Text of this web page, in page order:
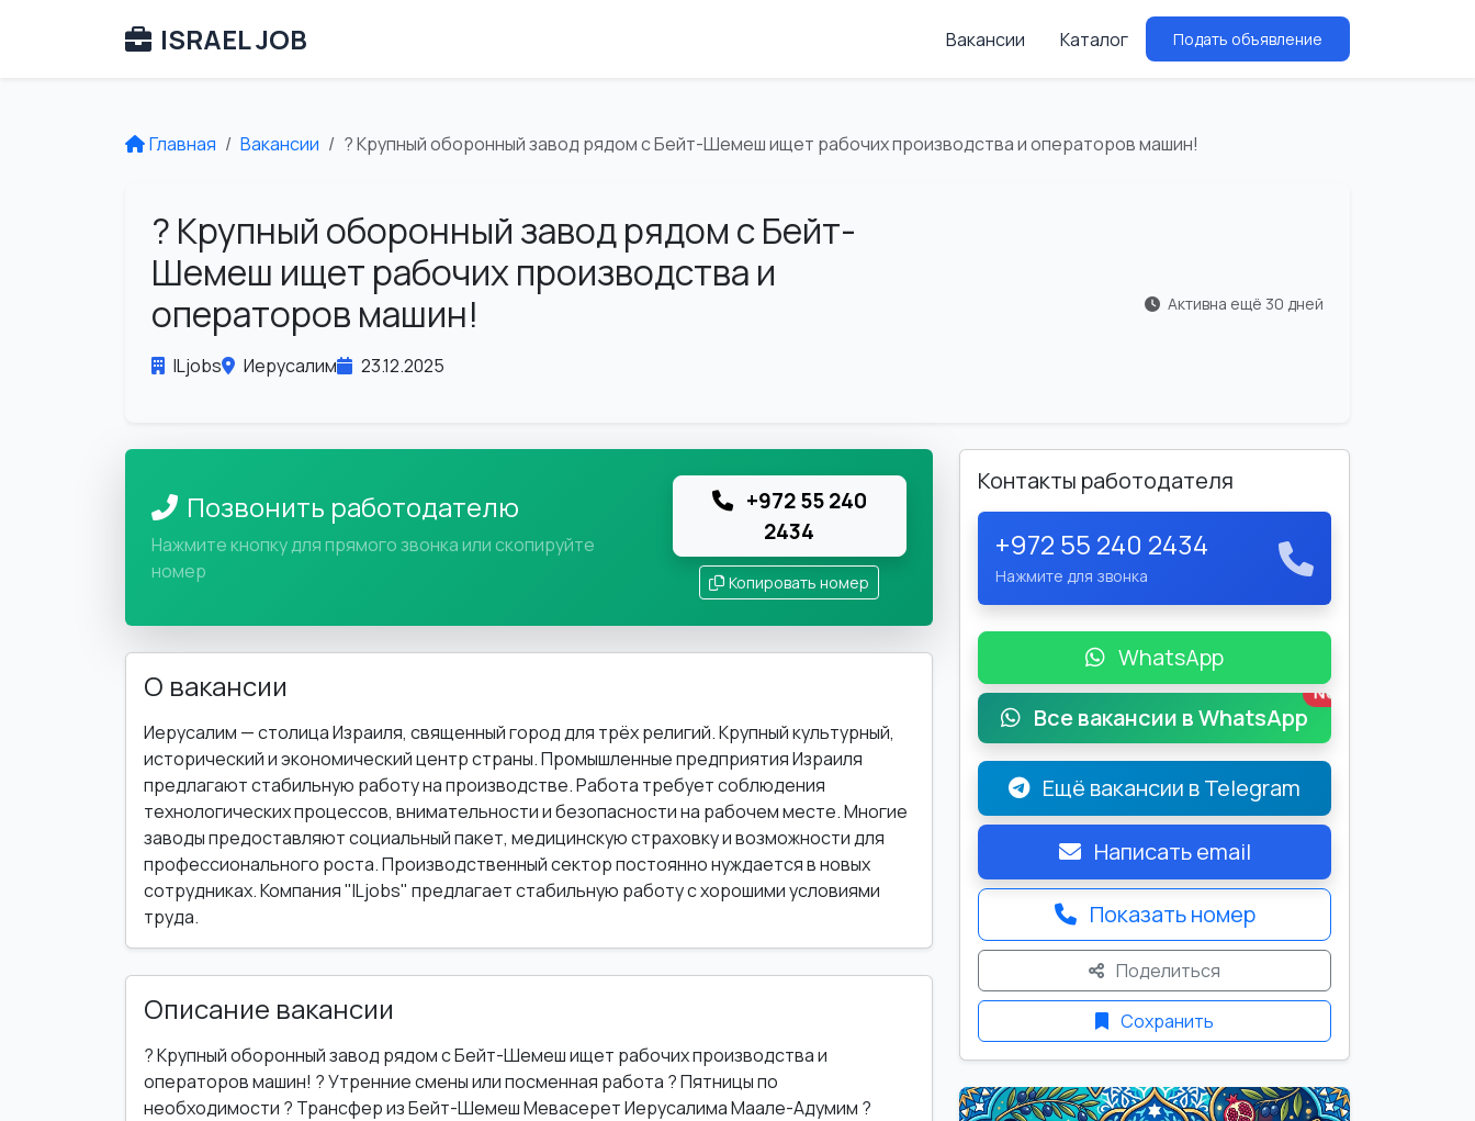
ISRAEL JOB Вакансии Каталог Подать объявление
Главная Вакансии ? Крупный оборонный завод рядом с Бейт-Шемеш ищет рабочих производства и операторов машин!
? Крупный оборонный завод рядом с Бейт-
Шемеш ищет рабочих производства и
операторов машин!
ILjobs Иерусалим 23.12.2025
Активна ещё 30 дней
Позвонить работодателю
Нажмите кнопку для прямого звонка или скопируйте
номер
+972 55 240
2434
Копировать номер
О вакансии
Иерусалим — столица Израиля, священный город для трёх религий. Крупный культурный,
исторический и экономический центр страны. Промышленные предприятия Израиля
предлагают стабильную работу на производстве. Работа требует соблюдения
технологических процессов, внимательности и безопасности на рабочем месте. Многие
заводы предоставляют социальный пакет, медицинскую страховку и возможности для
профессионального роста. Производственный сектор постоянно нуждается в новых
сотрудниках. Компания "ILjobs" предлагает стабильную работу с хорошими условиями
труда.
Описание вакансии
? Крупный оборонный завод рядом с Бейт-Шемеш ищет рабочих производства и
операторов машин! ? Утренние смены или посменная работа ? Пятницы по
необходимости ? Трансфер из Бейт-Шемеш Мевасерет Иерусалима Маале-Адумим ?
Контакты работодателя
+972 55 240 2434
Нажмите для звонка
WhatsApp
Все вакансии в WhatsApp
New
Ещё вакансии в Telegram
Написать email
Показать номер
Поделиться
Сохранить